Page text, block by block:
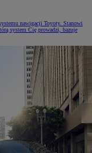
nawigacji Toyoty. Stanowi
system Cię prowadzi, bazuje